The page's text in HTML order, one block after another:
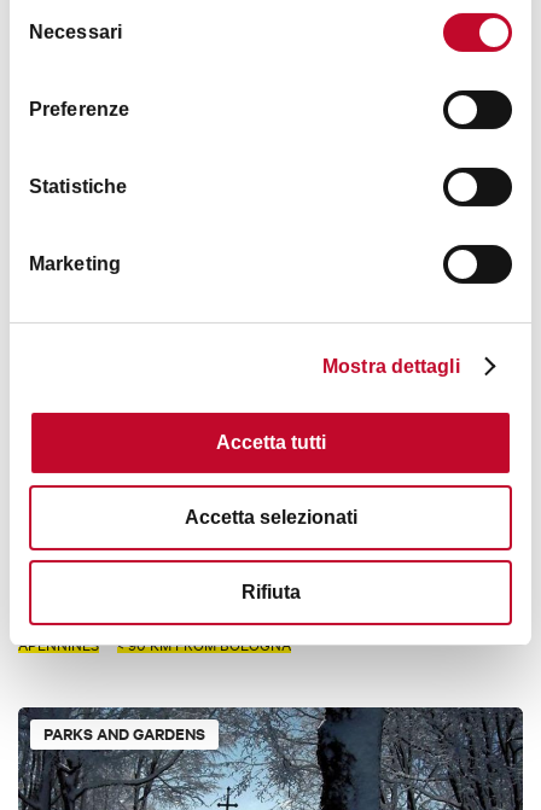
delNecessari
Preferenze
Statistiche
Marketing
Mostra dettagli
Accetta tutti
Accetta selezionati
Rifiuta
PARKS AND GARDENS ROAD AND PATHS
APENNINES < 90 KM FROM BOLOGNA
PARKS AND GARDENS